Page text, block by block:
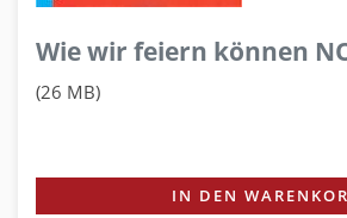
Wie wir feiern können
(26 MB)
IN DEN